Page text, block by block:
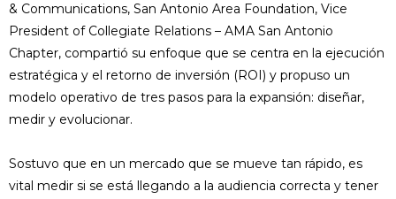
& Communications, San Antonio Area Foundation, Vice
President of Collegiate Relations – AMA San Antonio
Chapter, compartió su enfoque que se centra en la ejecución
estratégica y el retorno de inversión (ROI) y propuso un
modelo operativo de tres pasos para la expansión: diseñar,
medir y evolucionar.
Sostuvo que en un mercado que se mueve tan rápido, es
vital medir si se está llegando a la audiencia correcta y tener